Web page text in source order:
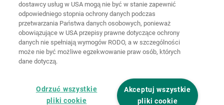
Deklaracja
dostępności
Ustawienia cookie
dostawcy usług w USA mogą nie być w stanie zapewnić
odpowiedniego stopnia ochrony danych podczas
przetwarzania Państwa danych osobowych, ponieważ
obowiązujące w USA przepisy prawne dotyczące ochrony
danych nie spełniają wymogów RODO, a w szczególności
może nie być możliwe egzekwowanie praw osób, których
dane dotyczą.
Akceptuj wszystkie
pliki cookie
Odrzuć wszystkie
pliki cookie